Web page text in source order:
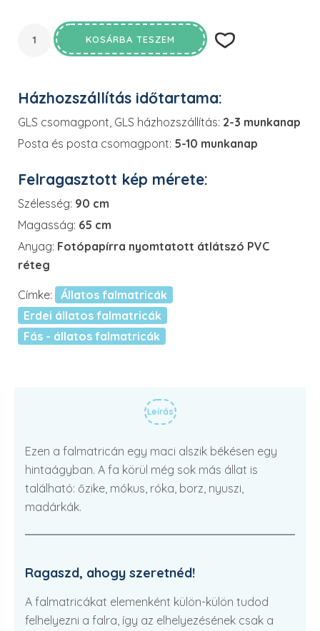
KOSÁRBA TESZEM
Házhozszállítás időtartama:
GLS csomagpont, GLS házhozszállítás: 2-3 munkanap
Posta és posta csomagpont: 5-10 munkanap
Felragasztott kép mérete:
Szélesség: 90 cm
Magasság: 65 cm
Anyag: Fotópapírra nyomtatott átlátszó PVC
réteg
Címke:
Állatos falmatricák
Erdei állatos falmatricák
Fás - állatos falmatricák
Leírás
Ezen a falmatricán egy maci alszik békésen egy
hintaágyban. A fa körül még sok más állat is
található: őzike, mókus, róka, borz, nyuszi,
madárkák.
Ragaszd, ahogy szeretnéd!
A falmatricákat elemenként külön-külön tudod
felhelyezni a falra, így az elhelyezésének csak a